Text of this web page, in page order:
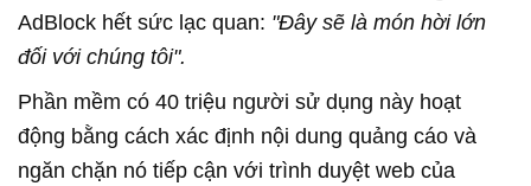
AdBlock hết sức lạc quan: "Đây sẽ là món hời lớn
đối với chúng tôi".
Phần mềm có 40 triệu người sử dụng này hoạt
động bằng cách xác định nội dung quảng cáo và
ngăn chặn nó tiếp cận với trình duyệt web của